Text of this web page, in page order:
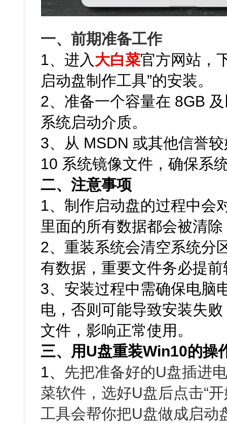
一、前期准备工作
1、进入 大白菜官方网站，
启动盘制作工具”的安装。
2、准备一个容量在 8GB
系统启动介质。
3、从 MSDN 或其他信誉
10 系统镜像文件，确保系
二、注意事项
1、制作启动盘的过程中会
里面的所有数据都会被清
2、重装系统会清空系统分
有数据，重要文件务必提
3、安装过程中需确保电脑
电，否则可能导致安装失
文件，影响正常使用。
三、用U盘重装Win10的操
1、 先把准备好的U盘插进
菜软件，选好U盘后点击“
工具会帮你把U盘做成启动